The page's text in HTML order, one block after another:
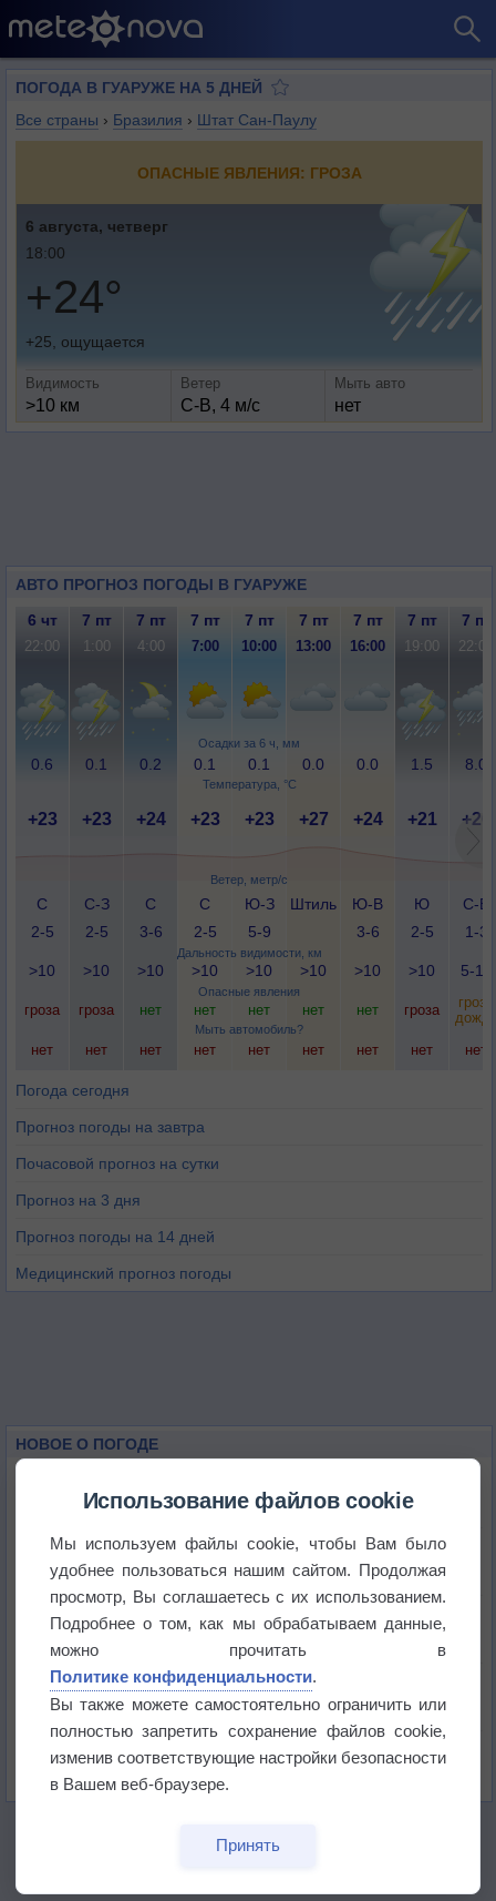
ПОГОДА В ГУАРУЖЕ НА 5 ДНЕЙ
Все страны › Бразилия › Штат Сан-Паулу
ОПАСНЫЕ ЯВЛЕНИЯ: ГРОЗА
6 августа, четверг
18:00
+24°
+25, ощущается
Видимость
>10 км
Ветер
С-В, 4 м/с
Мыть авто
нет
АВТО ПРОГНОЗ ПОГОДЫ В ГУАРУЖЕ
Осадки за 6 ч, мм
Температура, °C
Ветер, метр/с
Дальность видимости, км
Опасные явления
Мыть автомобиль?
6 чт 7 пт 7 пт 7 пт 7 пт 7 пт 7 пт 7 пт 7 пт
22:00 1:00 4:00 7:00 10:00 13:00 16:00 19:00 22:00
0.6 0.1 0.2 0.1 0.1 0.0 0.0 1.5 8.0
+23 +23 +24 +23 +23 +27 +24 +21 +20
С
2-5
С-З
2-5
С
3-6
С
2-5
Ю-З
5-9
Штиль
Ю-В
3-6
Ю
2-5
С-В
1-3
>10 >10 >10 >10 >10 >10 >10 >10 5-10
гроза гроза нет нет нет нет нет гроза
гроза
нет
нет нет нет нет нет нет нет нет
Погода сегодня
Прогноз погоды на завтра
Почасовой прогноз на сутки
Прогноз на 3 дня
Прогноз погоды на 14 дней
Медицинский прогноз погоды
НОВОЕ О ПОГОДЕ
Космическая погода влияет на транспорт
Приложение построит маршрут через тень
Атмосфера начала замерзать
Использование файлов cookie
Мы используем файлы cookie, чтобы Вам было
удобнее пользоваться нашим сайтом. Продолжая
просмотр, Вы соглашаетесь с их использованием.
Подробнее о том, как мы обрабатываем данные,
можно прочитать в
Политике конфиденциальности.
Вы также можете самостоятельно ограничить или
полностью запретить сохранение файлов cookie,
изменив соответствующие настройки безопасности
в Вашем веб-браузере.
Принять